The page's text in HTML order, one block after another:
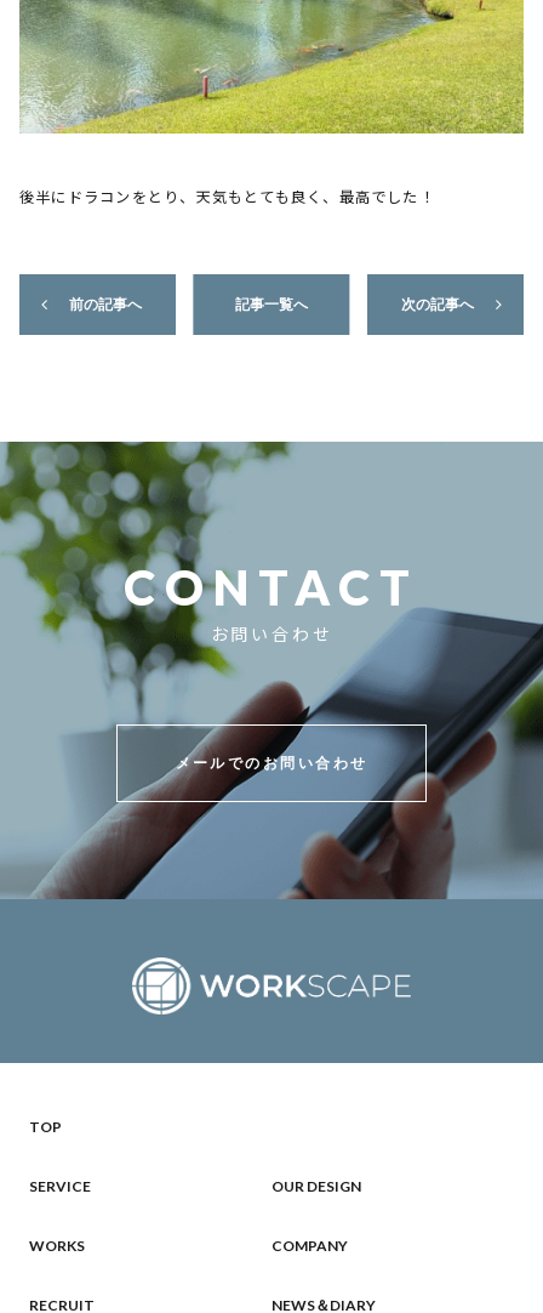
後半にドラコンをとり、天気もとても良く、最高でした！
前の記事へ 記事一覧へ 次の記事へ
CONTACT
お問い合わせ
メールでのお問い合わせ
TOP
SERVICE OUR DESIGN
WORKS COMPANY
RECRUIT NEWS＆DIARY